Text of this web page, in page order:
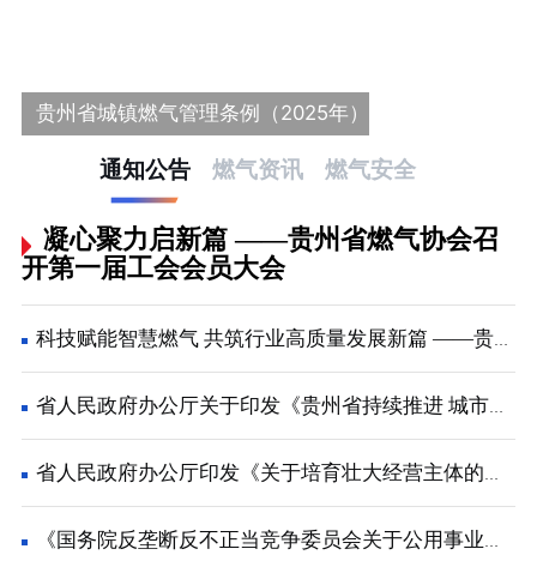
贵州省城镇燃气管理条例（2025年）
通知公告 燃气资讯 燃气安全
凝心聚力启新篇 ——贵州省燃气协会召
开第一届工会会员大会
科技赋能智慧燃气 共筑行业高质量发展新篇 ——贵州省燃气协会2026年会员大会在兴义顺利召开
省人民政府办公厅关于印发《贵州省持续推进 城市更新行动工作方案》的通知
省人民政府办公厅印发《关于培育壮大经营主体的若干政策措施》的通知
《国务院反垄断反不正当竞争委员会关于公用事业领域的反垄断指南》解读